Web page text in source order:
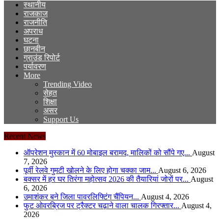
The Janmitra
The Janmitra
स्थानीय
राजकाज
राजनीति
अपराध
घटना
छानबीन
ग्राउंड रिपोर्ट
पर्यावरण
More
Trending Video
सेहत
शिक्षा
असर
Support Us
Recent News
ऑपरेशन मुस्कान में 60 मोबाइल बरामद, मालिकों को सौंपे गए... August
7, 2026
पूर्वी रेलवे गुमटी खोलने के लिए होगा चक्का जाम... August 6, 2026
बक्सर में हर घर तिरंगा महोत्सव 2026 की तैयारियां जोरों पर... August
6, 2026
उमाशंकर बने जिला पावरलिफ्टिंग चैंपियन... August 4, 2026
फुट ओवरब्रिज पर ट्रैक्टर चढ़ाने वाला चालक गिरफ्तार... August 4,
2026